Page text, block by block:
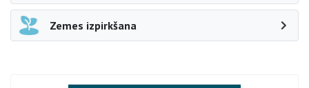
Zemes izpirkšana